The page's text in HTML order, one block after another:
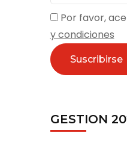
Por favor,
y condiciones
GESTION